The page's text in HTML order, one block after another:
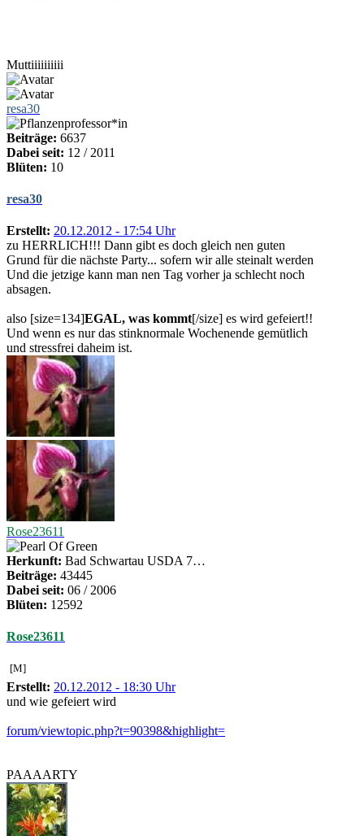
Muttiiiiiiiiii
resa30
Beiträge: 6637
Dabei seit: 12 / 2011
Blüten: 10
resa30
Erstellt: 20.12.2012 - 17:54 Uhr
zu HERRLICH!!! Dann gibt es doch gleich nen guten
Grund für die nächste Party... sofern wir alle steinalt werden
Und die jetzige kann man nen Tag vorher ja schlecht noch
absagen.
also [size=134]EGAL, was kommt[/size] es wird gefeiert!!
Und wenn es nur das stinknormale Wochenende gemütlich
und stressfrei daheim ist.
Rose23611
Herkunft: Bad Schwartau USDA 7…
Beiträge: 43445
Dabei seit: 06 / 2006
Blüten: 12592
Rose23611
[M]
Erstellt: 20.12.2012 - 18:30 Uhr
und wie gefeiert wird
forum/viewtopic.php?t=90398&highlight=
PAAAARTY